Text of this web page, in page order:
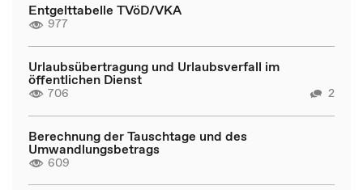
Entgelttabelle TVöD/VKA
977
Urlaubsübertragung und Urlaubsverfall im
öffentlichen Dienst
706 2
Berechnung der Tauschtage und des
Umwandlungsbetrags
609